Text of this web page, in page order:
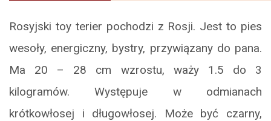
Rosyjski toy terier pochodzi z Rosji. Jest to pies
wesoły, energiczny, bystry, przywiązany do pana.
Ma 20 – 28 cm wzrostu, waży 1.5 do 3
kilogramów. Występuje w odmianach
krótkowłosej i długowłosej. Może być czarny,